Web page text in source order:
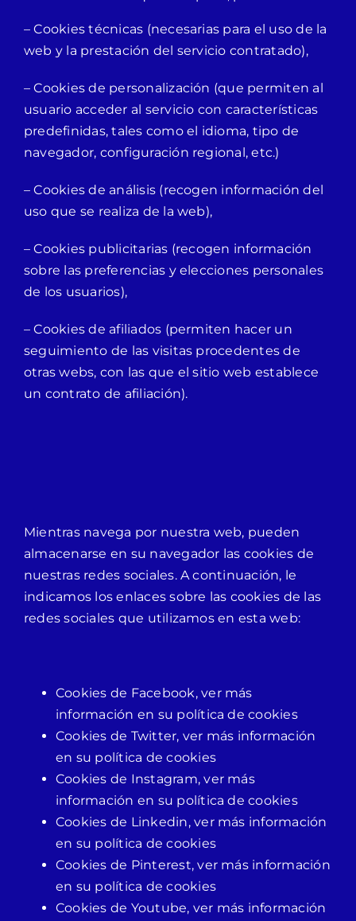
– Cookies técnicas (necesarias para el uso de la
web y la prestación del servicio contratado),
– Cookies de personalización (que permiten al
usuario acceder al servicio con características
predefinidas, tales como el idioma, tipo de
navegador, configuración regional, etc.)
– Cookies de análisis (recogen información del
uso que se realiza de la web),
– Cookies publicitarias (recogen información
sobre las preferencias y elecciones personales
de los usuarios),
– Cookies de afiliados (permiten hacer un
seguimiento de las visitas procedentes de
otras webs, con las que el sitio web establece
un contrato de afiliación).
Mientras navega por nuestra web, pueden
almacenarse en su navegador las cookies de
nuestras redes sociales. A continuación, le
indicamos los enlaces sobre las cookies de las
redes sociales que utilizamos en esta web:
Cookies de Facebook, ver más
información en su política de cookies
Cookies de Twitter, ver más información
en su política de cookies
Cookies de Instagram, ver más
información en su política de cookies
Cookies de Linkedin, ver más información
en su política de cookies
Cookies de Pinterest, ver más información
en su política de cookies
Cookies de Youtube, ver más información